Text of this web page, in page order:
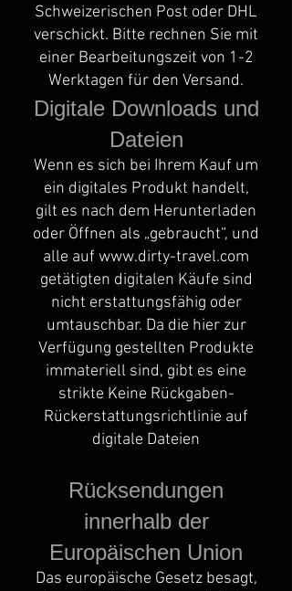
Schweizerischen Post oder DHL
verschickt. Bitte rechnen Sie mit
einer Bearbeitungszeit von 1-2
Werktagen für den Versand.
Digitale Downloads und
Dateien
Wenn es sich bei Ihrem Kauf um
ein digitales Produkt handelt,
gilt es nach dem Herunterladen
oder Öffnen als „gebraucht“, und
alle auf www.dirty-travel.com
getätigten digitalen Käufe sind
nicht erstattungsfähig oder
umtauschbar. Da die hier zur
Verfügung gestellten Produkte
immateriell sind, gibt es eine
strikte Keine Rückgaben-
Rückerstattungsrichtlinie auf
digitale Dateien
Rücksendungen
innerhalb der
Europäischen Union
Das europäische Gesetz besagt,